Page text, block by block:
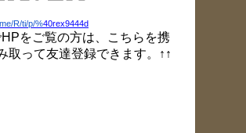
R/ti/p/%40rex9444d
HPをご覧の方は、こちらを携
取って友達登録できます。↑↑